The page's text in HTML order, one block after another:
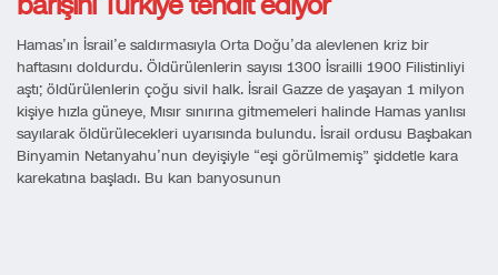
Hamas’ın İsrail’e saldırmasıyla Orta Doğu’da alevlenen kriz bir
haftasını doldurdu. Öldürülenlerin sayısı 1300 İsrailli 1900 Filistinliyi
aştı; öldürülenlerin çoğu sivil halk. İsrail Gazze de yaşayan 1 milyon
kişiye hızla güneye, Mısır sınırına gitmemeleri halinde Hamas yanlısı
sayılarak öldürülecekleri uyarısında bulundu. İsrail ordusu Başbakan
Binyamin Netanyahu’nun deyişiyle “eşi görülmemiş” şiddetle kara
karekatına başladı. Bu kan banyosunun